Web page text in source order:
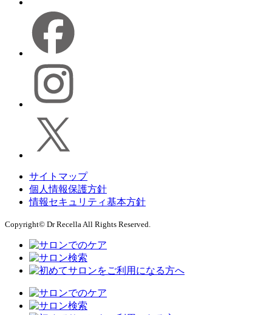
サイトマップ
個人情報保護方針
情報セキュリティ基本方針
Copyright© Dr Recella All Rights Reserved.